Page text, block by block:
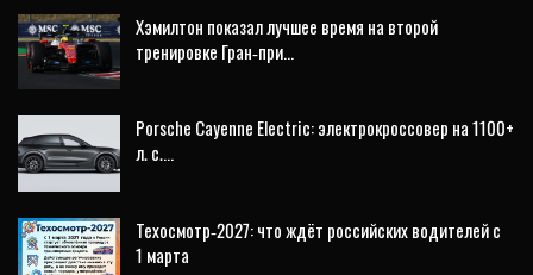
Хэмилтон показал лучшее время на второй
тренировке Гран‑при…
Porsche Cayenne Electric: электрокроссовер на 1100+
л. с.…
Техосмотр‑2027: что ждёт российских водителей с
1 марта